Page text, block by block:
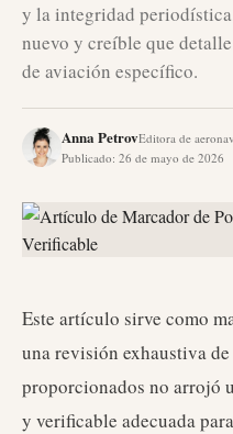
y la integridad
nuevo y creíble que
de aviación específico.
Anna PetrovEditora de
Publicado: 26 de mayo de 2026
Este artículo sirve como
una revisión exhaustiva
proporcionados no arrojó
y verificable adecuada